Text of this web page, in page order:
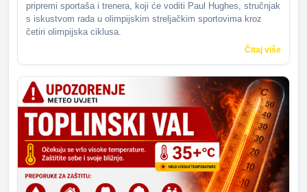
pripremi sportaša i trenera, koji će voditi Paul Hughes, stručnjak
s iskustvom rada u olimpijskim streljačkim sportovima kroz
četiri olimpijska ciklusa.
Čitaj više